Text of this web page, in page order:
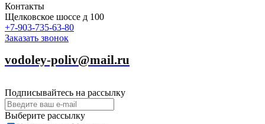
Контакты
Щелковское шоссе д 100
+7-903-735-63-80
Заказать звонок
vodoley-poliv@mail.ru
Подписывайтесь на рассылку
Выберите рассылку